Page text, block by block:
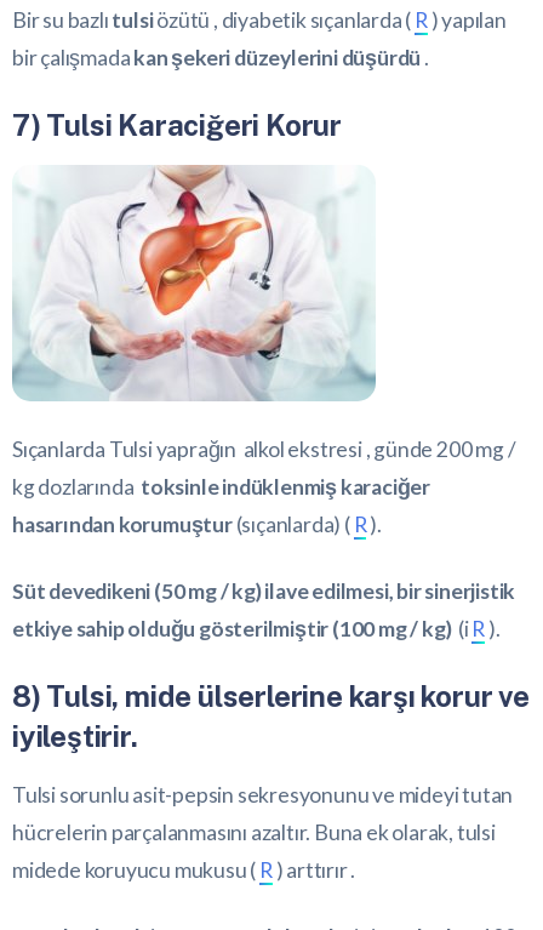
Bir su bazlıtulsiözütü , diyabetik sıçanlarda ( R ) yapılan
bir çalışmadakan şekeri düzeylerini düşürdü .
7) Tulsi Karaciğeri Korur
Sıçanlarda Tulsi yaprağın alkol ekstresi , günde 200 mg /
kg dozlarında toksinle indüklenmiş karaciğer
hasarından korumuştur(sıçanlarda) ( R).
Süt devedikeni (50 mg / kg) ilave edilmesi, bir sinerjistik
etkiye sahip olduğu gösterilmiştir (100 mg / kg) (iR ).
8) Tulsi, mide ülserlerine karşı korur ve
iyileştirir.
Tulsi sorunlu asit-pepsin sekresyonunu ve mideyi tutan
hücrelerin parçalanmasını azaltır. Buna ek olarak, tulsi
midede koruyucu mukusu ( R ) arttırır .